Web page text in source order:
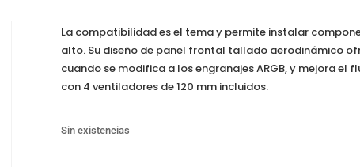
La compatibilidad es el tema y permite instalar
alto. Su diseño de panel frontal tallado aerodinámico
cuando se modifica a los engranajes ARGB, y mejora el
con 4 ventiladores de 120 mm incluidos.
Sin existencias